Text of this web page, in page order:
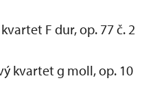
F dur, op. 77 č. 2
kvartet g moll, op. 10